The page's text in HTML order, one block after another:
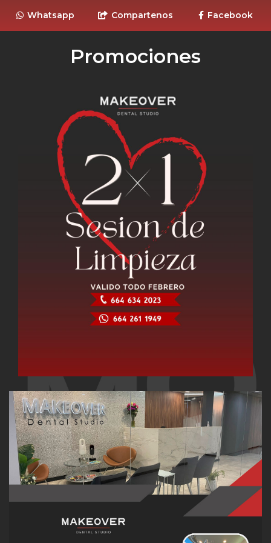
Whatsapp Compartenos Facebook
Promociones